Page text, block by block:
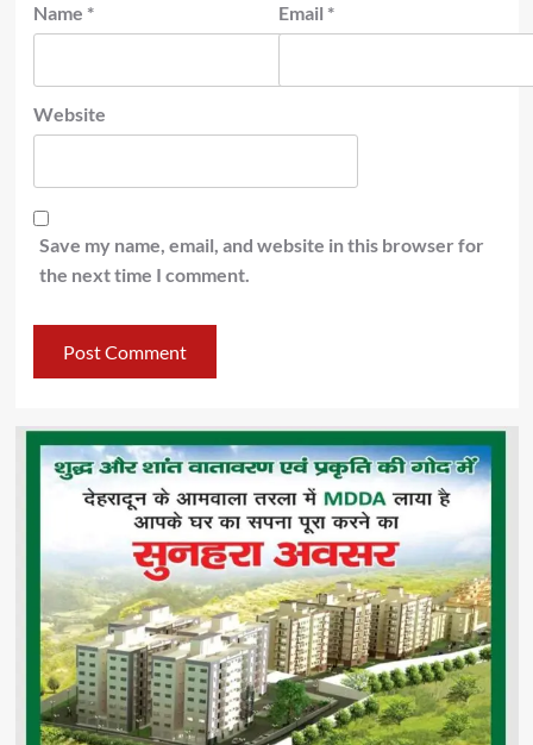
Name * Email *
Website
Save my name, email, and website in this browser for
the next time I comment.